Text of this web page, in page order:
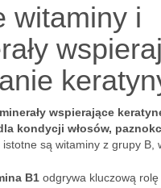
witaminy i
wspierające
kondycji włosów,
istotne są witaminy z grupy B,
B1 odgrywa kluczową